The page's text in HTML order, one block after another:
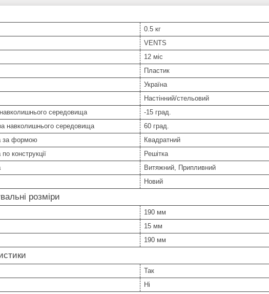
0.5 кг
VENTS
12 міс
Пластик
Україна
Настінний/стельовий
середовища
-15 град.
навколишнього середовища
60 град.
за формою
Квадратний
конструкції
Решітка
Витяжний, Припливний
Новий
розміри
190 мм
15 мм
190 мм
Так
Ні